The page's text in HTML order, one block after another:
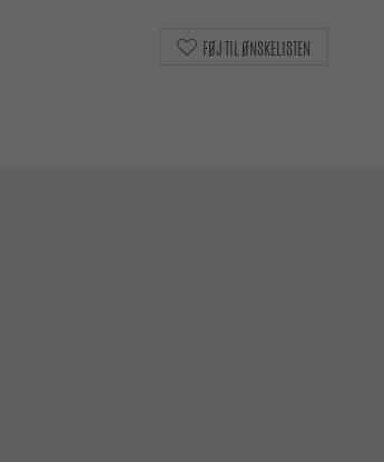
FØJ TIL ØNSKELISTEN